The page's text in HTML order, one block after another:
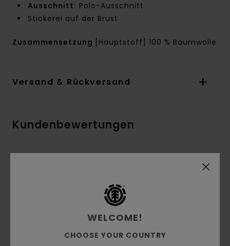
Ausschnitt: Polo-Ausschnitt
Stickerei auf der Brust
Zusammensetzung [Hauptstoff] 100 % Baumwolle
Versand & Rückversand
Kundenbewertungen
5.0
1 verifizierten Bewertungen
2026
0% unserer Kunden empfehlen dieses Produkt
WELCOME!
CHOOSE YOUR COUNTRY